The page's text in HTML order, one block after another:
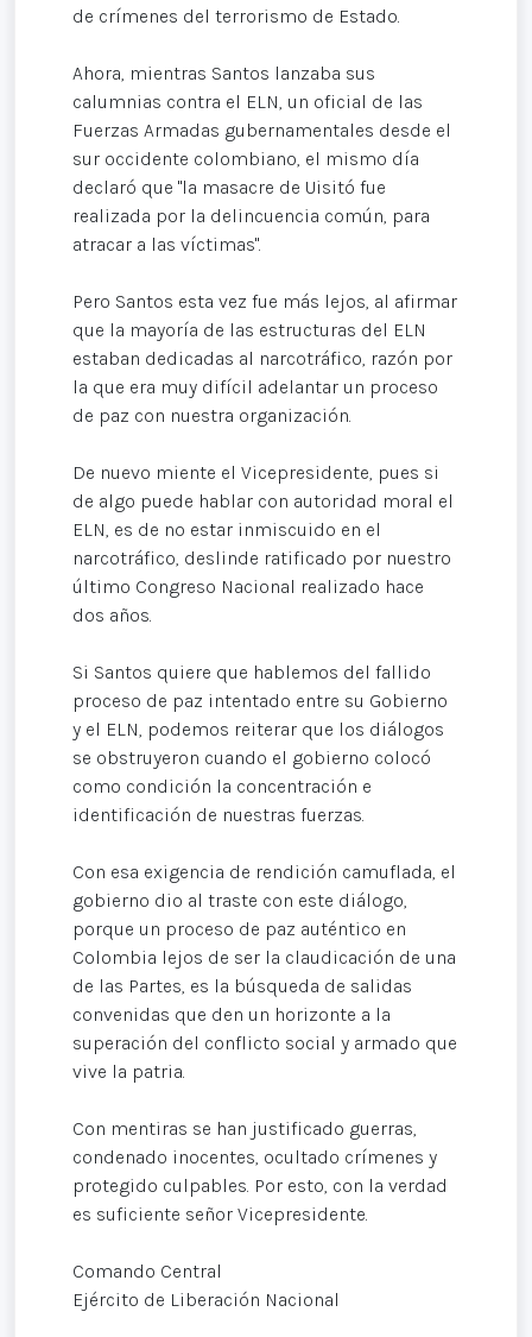
de crímenes del terrorismo de Estado.
Ahora, mientras Santos lanzaba sus
calumnias contra el ELN, un oficial de las
Fuerzas Armadas gubernamentales desde el
sur occidente colombiano, el mismo día
declaró que "la masacre de Uisitó fue
realizada por la delincuencia común, para
atracar a las víctimas".
Pero Santos esta vez fue más lejos, al afirmar
que la mayoría de las estructuras del ELN
estaban dedicadas al narcotráfico, razón por
la que era muy difícil adelantar un proceso
de paz con nuestra organización.
De nuevo miente el Vicepresidente, pues si
de algo puede hablar con autoridad moral el
ELN, es de no estar inmiscuido en el
narcotráfico, deslinde ratificado por nuestro
último Congreso Nacional realizado hace
dos años.
Si Santos quiere que hablemos del fallido
proceso de paz intentado entre su Gobierno
y el ELN, podemos reiterar que los diálogos
se obstruyeron cuando el gobierno colocó
como condición la concentración e
identificación de nuestras fuerzas.
Con esa exigencia de rendición camuflada, el
gobierno dio al traste con este diálogo,
porque un proceso de paz auténtico en
Colombia lejos de ser la claudicación de una
de las Partes, es la búsqueda de salidas
convenidas que den un horizonte a la
superación del conflicto social y armado que
vive la patria.
Con mentiras se han justificado guerras,
condenado inocentes, ocultado crímenes y
protegido culpables. Por esto, con la verdad
es suficiente señor Vicepresidente.
Comando Central
Ejército de Liberación Nacional